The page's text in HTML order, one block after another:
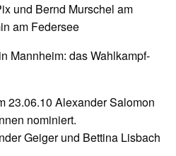
und Bernd Murschel am
am Federsee
Mannheim: das Wahlkampf-
23.06.10 Alexander Salomon
nominiert.
Geiger und Bettina Lisbach